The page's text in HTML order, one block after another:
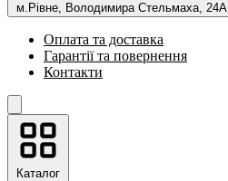
м.Рівне, Володимира Стельмаха, 24А
Оплата та доставка
Гарантії та повернення
Контакти
Каталог